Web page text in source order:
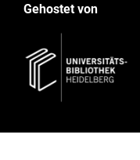
Gehostet von